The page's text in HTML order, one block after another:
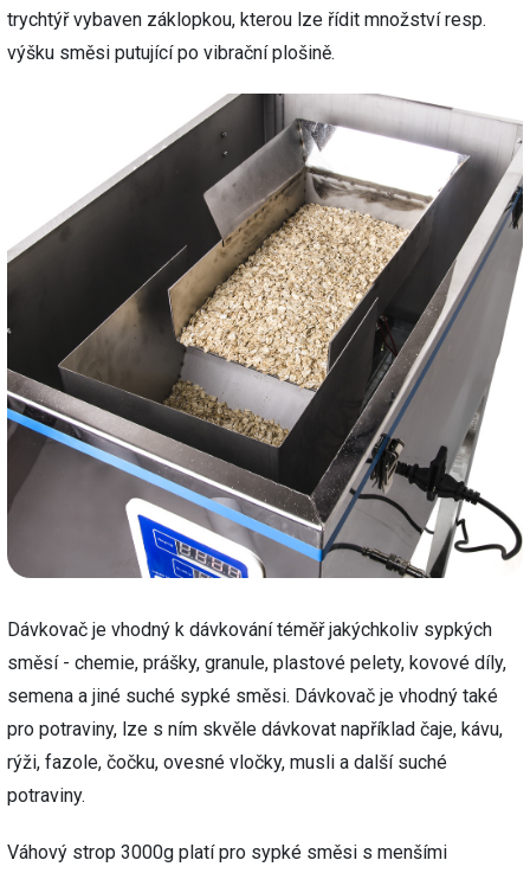
trychtýř vybaven záklopkou, kterou lze řídit množství resp.
výšku směsi putující po vibrační plošině.
Dávkovač je vhodný k dávkování téměř jakýchkoliv sypkých
směsí - chemie, prášky, granule, plastové pelety, kovové díly,
semena a jiné suché sypké směsi. Dávkovač je vhodný také
pro potraviny, lze s ním skvěle dávkovat například čaje, kávu,
rýži, fazole, čočku, ovesné vločky, musli a další suché
potraviny.
Váhový strop 3000g platí pro sypké směsi s menšími